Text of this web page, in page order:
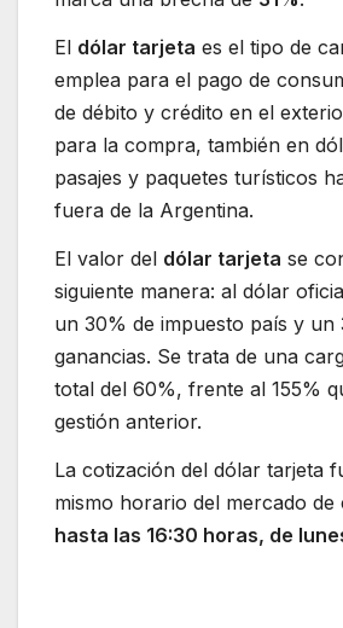
El dólar tarjeta es el tipo de
emplea para el pago de
de débito y crédito en el
para la compra, también en
pasajes y paquetes turísticos
fuera de la Argentina.
El valor del dólar tarjeta se
siguiente manera: al dólar
un 30% de impuesto país y un
ganancias. Se trata de una
total del 60%, frente al 155%
gestión anterior.
La cotización del dólar tarjeta
mismo horario del mercado de
hasta las 16:30 horas, de